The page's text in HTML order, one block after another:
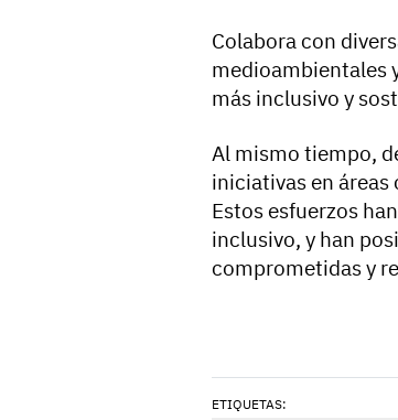
Colabora con
medioambientales
más inclusivo y
Al mismo tiempo,
iniciativas en
Estos esfuerzos
inclusivo, y han
comprometidas y
ETIQUETAS: